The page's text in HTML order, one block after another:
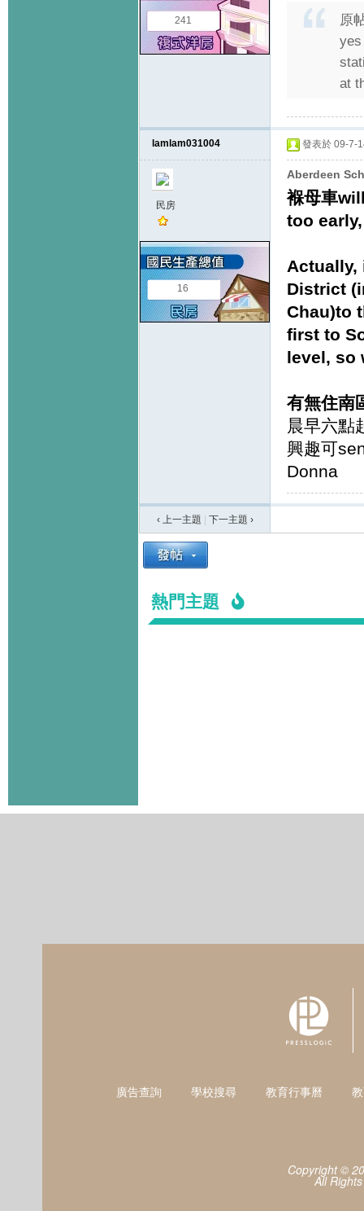
241
原
at
lamlam031004
民房
16
發表於 09-7-
Aberdeen
褓母車
too
Actually,
District
Chau)to
first to
level, so
有無住南
晨早六點
興趣可
Donna
‹ 上一主題 下一主題 ›
熱門主題
廣告查詢 學校搜尋 教育行事曆
Copyright ©
All